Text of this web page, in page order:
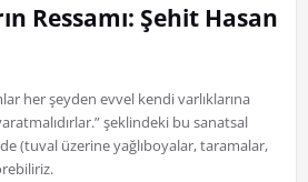
Ressamı: Şehit Hasan
her şeyden evvel kendi varlıklarına
şeklindeki bu sanatsal
(tuval üzerine yağlıboyalar, taramalar,